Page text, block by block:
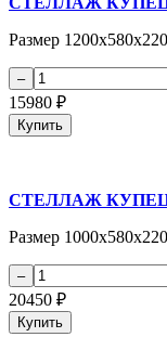
Размер
15980 ₽
Купить
СТЕЛЛАЖ
Размер
20450 ₽
Купить